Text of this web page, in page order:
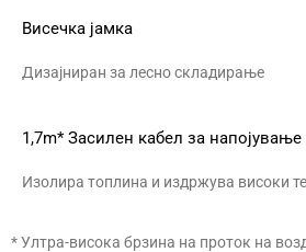
Висечка јамка
Дизајниран за лесно складирање
1,7m* Засилен кабел за напојување
Изолира топлина и издржува високи
* Ултра-висока брзина на проток на